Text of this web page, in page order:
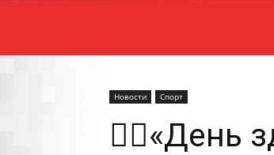
Новости Спорт
🏃‍♀️«День